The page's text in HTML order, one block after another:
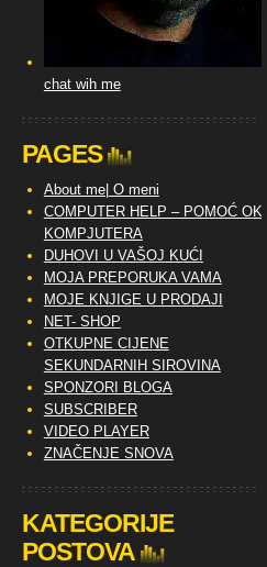
chat wih me
PAGES
About me| O meni
COMPUTER HELP – POMOĆ OKO
KOMPJUTERA
DUHOVI U VAŠOJ KUĆI
MOJA PREPORUKA VAMA
MOJE KNJIGE U PRODAJI
NET- SHOP
OTKUPNE CIJENE
SEKUNDARNIH SIROVINA
SPONZORI BLOGA
SUBSCRIBER
VIDEO PLAYER
ZNAČENJE SNOVA
KATEGORIJE
POSTOVA